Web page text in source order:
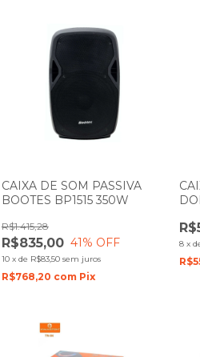
CAIXA DE SOM PASSIVA
BOOTES BP1515 350W
R$835,00
R$1.415,28
41% OFF
10 x de R$83,50 sem juros
R$768,20 com Pix
8 x